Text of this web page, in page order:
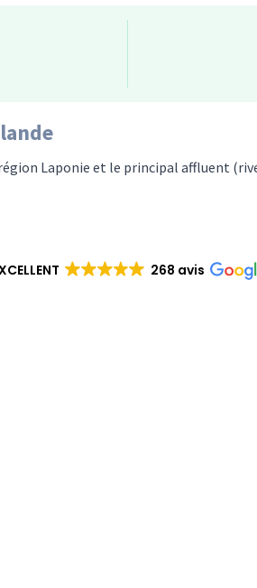
Laponie et le principal affluent
268 avis